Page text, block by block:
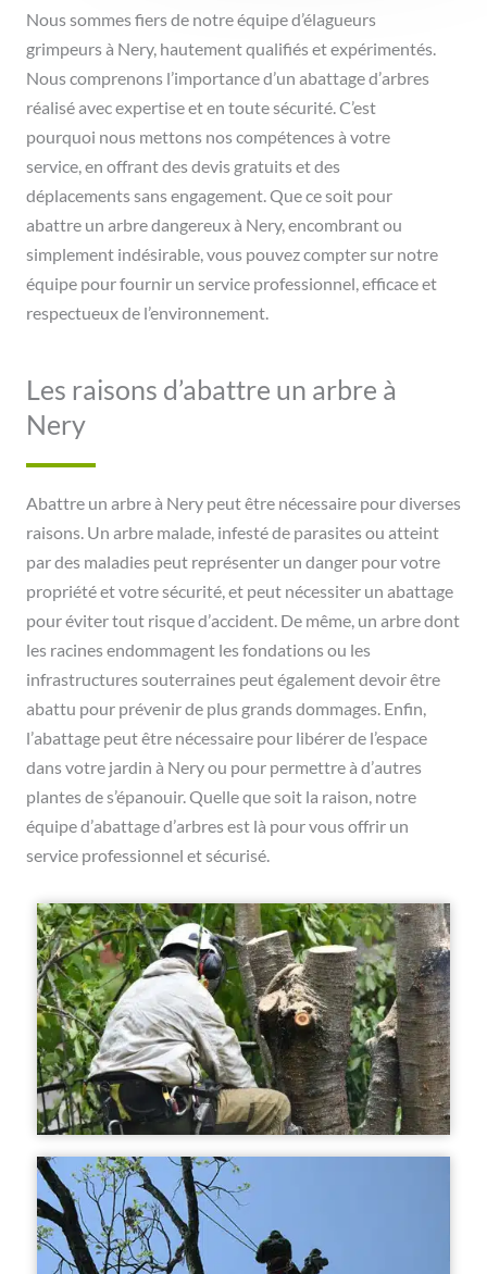
Nous sommes fiers de notre équipe d’élagueurs
grimpeurs à Nery, hautement qualifiés et expérimentés.
Nous comprenons l’importance d’un abattage d’arbres
réalisé avec expertise et en toute sécurité. C’est
pourquoi nous mettons nos compétences à votre
service, en offrant des devis gratuits et des
déplacements sans engagement. Que ce soit pour
abattre un arbre dangereux à Nery, encombrant ou
simplement indésirable, vous pouvez compter sur notre
équipe pour fournir un service professionnel, efficace et
respectueux de l’environnement.
Les raisons d’abattre un arbre à
Nery
Abattre un arbre à Nery peut être nécessaire pour diverses
raisons. Un arbre malade, infesté de parasites ou atteint
par des maladies peut représenter un danger pour votre
propriété et votre sécurité, et peut nécessiter un abattage
pour éviter tout risque d’accident. De même, un arbre dont
les racines endommagent les fondations ou les
infrastructures souterraines peut également devoir être
abattu pour prévenir de plus grands dommages. Enfin,
l’abattage peut être nécessaire pour libérer de l’espace
dans votre jardin à Nery ou pour permettre à d’autres
plantes de s’épanouir. Quelle que soit la raison, notre
équipe d’abattage d’arbres est là pour vous offrir un
service professionnel et sécurisé.